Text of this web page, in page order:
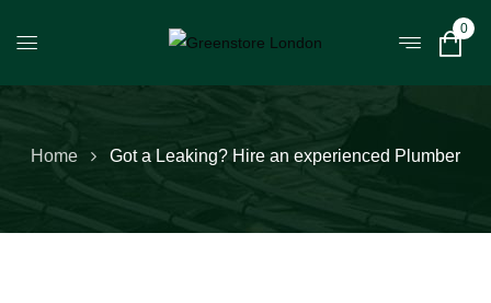
0
Home Got a Leaking? Hire an experienced Plumber